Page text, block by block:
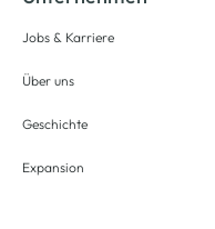
Jobs & Karriere
Über uns
Geschichte
Expansion